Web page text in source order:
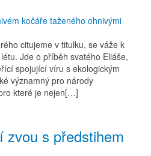
citujeme v titulku, se váže k
Jde o příběh svatého Eliáše,
spojující víru s ekologickým
významný pro národy
které je nejen[…]
zvou s předstihem